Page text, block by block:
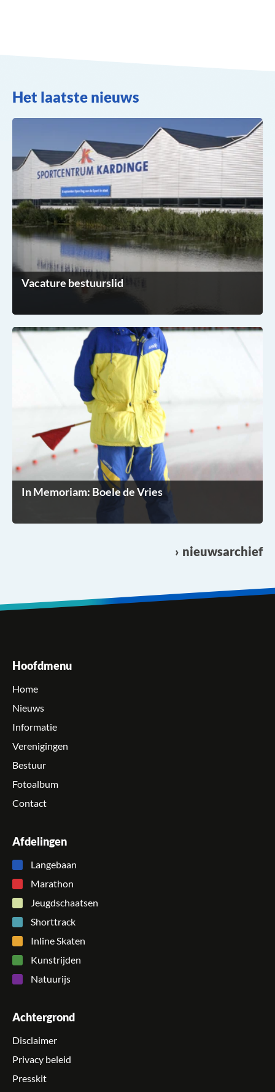
Het laatste nieuws
Vacature bestuurslid
In Memoriam: Boele de Vries
nieuwsarchief
Hoofdmenu
Home
Nieuws
Informatie
Verenigingen
Bestuur
Fotoalbum
Contact
Afdelingen
Langebaan
Marathon
Jeugdschaatsen
Shorttrack
Inline Skaten
Kunstrijden
Natuurijs
Achtergrond
Disclaimer
Privacy beleid
Presskit